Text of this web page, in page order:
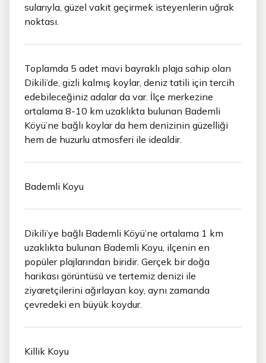
sularıyla, güzel vakit geçirmek isteyenlerin uğrak
noktası.
Toplamda 5 adet mavi bayraklı plaja sahip olan
Dikili’de, gizli kalmış koylar, deniz tatili için tercih
edebileceğiniz adalar da var. İlçe merkezine
ortalama 8-10 km uzaklıkta bulunan Bademli
Köyü’ne bağlı koylar da hem denizinin güzelliği
hem de huzurlu atmosferi ile idealdir.
Bademli Koyu
Dikili’ye bağlı Bademli Köyü’ne ortalama 1 km
uzaklıkta bulunan Bademli Koyu, ilçenin en
popüler plajlarından biridir. Gerçek bir doğa
harikası görüntüsü ve tertemiz denizi ile
ziyaretçilerini ağırlayan koy, aynı zamanda
çevredeki en büyük koydur.
Killik Koyu